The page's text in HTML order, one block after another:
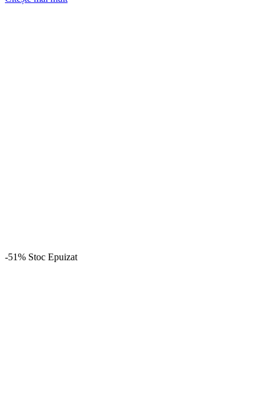
-51% Stoc Epuizat